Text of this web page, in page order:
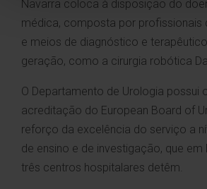
Navarra coloca à disposição do
médica, composta por profissionais
e meios de diagnóstico e
geração, como a cirurgia robótica
O Departamento de Urologia possui
acreditação do European Board of
reforço da excelência do serviço a
de ensino e de investigação, que em
três centros hospitalares detêm.